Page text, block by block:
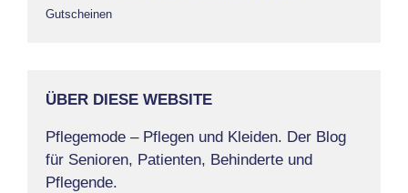
Gutscheinen
ÜBER DIESE WEBSITE
Pflegemode – Pflegen und Kleiden. Der Blog
für Senioren, Patienten, Behinderte und
Pflegende.